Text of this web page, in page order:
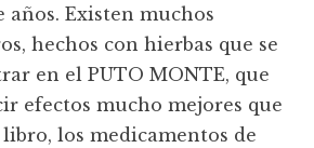
años. Existen muchos
hechos con hierbas que se
en el PUTO MONTE, que
efectos mucho mejores que
los medicamentos de